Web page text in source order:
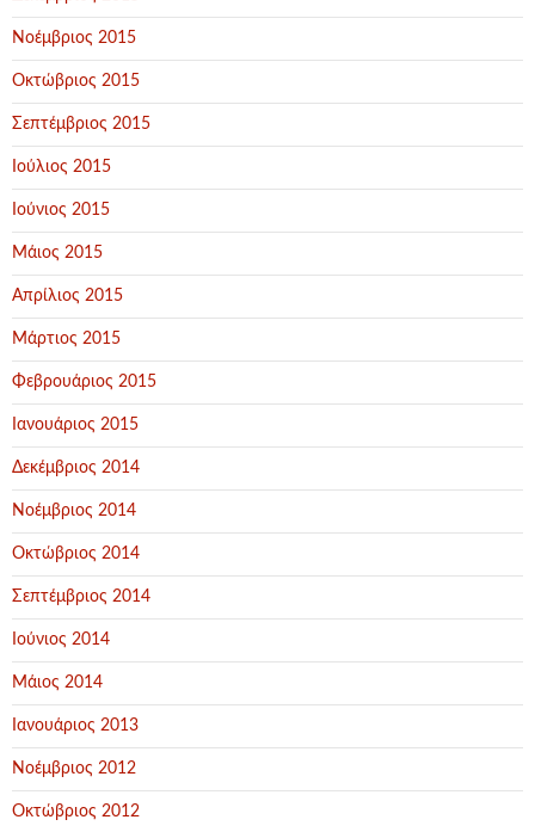
Νοέμβριος 2015
Οκτώβριος 2015
Σεπτέμβριος 2015
Ιούλιος 2015
Ιούνιος 2015
Μάιος 2015
Απρίλιος 2015
Μάρτιος 2015
Φεβρουάριος 2015
Ιανουάριος 2015
Δεκέμβριος 2014
Νοέμβριος 2014
Οκτώβριος 2014
Σεπτέμβριος 2014
Ιούνιος 2014
Μάιος 2014
Ιανουάριος 2013
Νοέμβριος 2012
Οκτώβριος 2012